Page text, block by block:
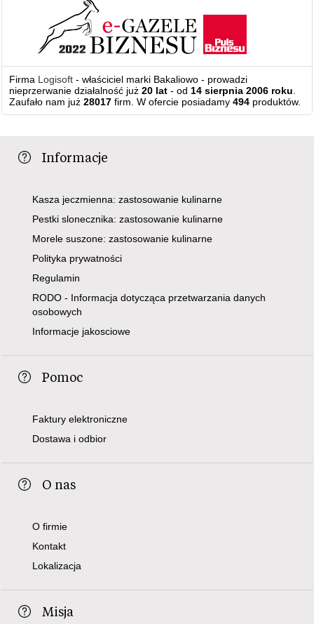
Firma Logisoft - właściciel marki Bakaliowo - prowadzi
nieprzerwanie działalność już20 lat - od 14 sierpnia 2006 roku
Zaufało nam już28017 firm. W ofercie posiadamy494 produktów.
Informacje
Kasza jeczmienna: zastosowanie kulinarne
Pestki slonecznika: zastosowanie kulinarne
Morele suszone: zastosowanie kulinarne
Polityka prywatności
Regulamin
RODO - Informacja dotycząca przetwarzania danych
osobowych
Informacje jakosciowe
Pomoc
Faktury elektroniczne
Dostawa i odbior
O nas
O firmie
Kontakt
Lokalizacja
Misja